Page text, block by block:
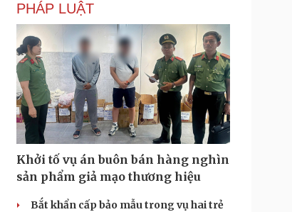
PHÁP LUẬT
Khởi tố vụ án buôn bán hàng nghìn
sản phẩm giả mạo thương hiệu
Bắt khẩn cấp bảo mẫu trong vụ hai trẻ